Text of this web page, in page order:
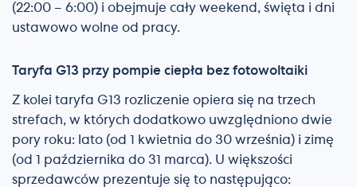
(22:00 – 6:00) i obejmuje cały weekend, święta i dni
ustawowo wolne od pracy.
Taryfa G13 przy pompie ciepła bez fotowoltaiki
Z kolei taryfa G13 rozliczenie opiera się na trzech
strefach, w których dodatkowo uwzględniono dwie
pory roku: lato (od 1 kwietnia do 30 września) i zimę
(od 1 października do 31 marca). U większości
sprzedawców prezentuje się to następująco: